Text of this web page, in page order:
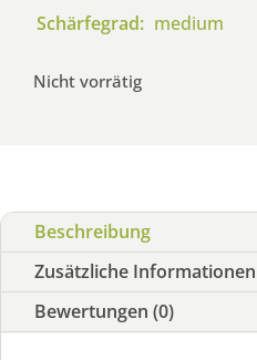
Schärfegrad: medium
Nicht vorrätig
Beschreibung
Zusätzliche Informationen
Bewertungen (0)